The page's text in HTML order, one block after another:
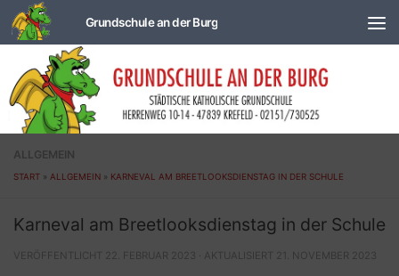
Zum Inhalt springen
ALLGEMEIN
START » ALLGEMEIN » KARNEVAL AM BREETLOOKSDIENSTAG IN DER SCHULE
Karneval am Breetlooksdienstag in der Schule
VERÖFFENTLICHT 22. FEBRUAR 2023 · AKTUALISIERT 21. NOVEMBER 2023